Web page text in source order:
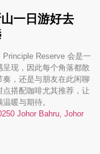
一日游好去
Reserve 会是一
现，因此每个角落都散
，还是与朋友在此闲聊
搭配咖啡尤其推荐，让
暖与期待。
Johor Bahru, Johor